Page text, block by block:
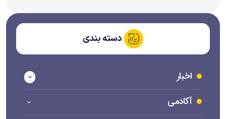
دسته بندی
اخبار
آکادمی